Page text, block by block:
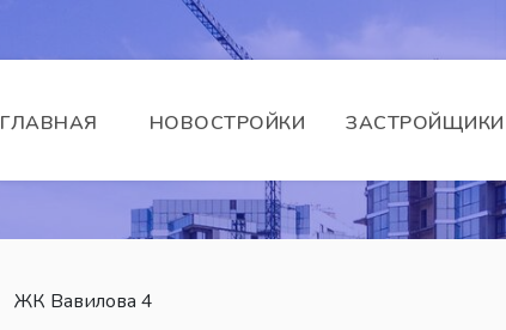
ГЛАВНАЯ НОВОСТРОЙКИ ЗАСТРОЙЩИКИ
ЖК Вавилова 4